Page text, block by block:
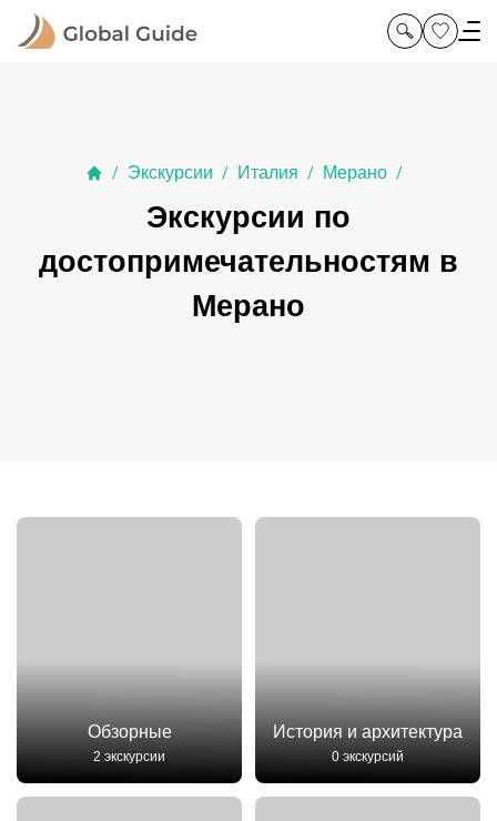
/ Экскурсии / Италия / Мерано /
Экскурсии по
достопримечательностям в
Мерано
Обзорные
2 экскурсии
История и архитектура
0 экскурсий